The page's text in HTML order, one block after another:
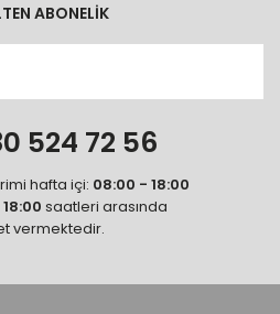
ABONELİK
524 72 56
hafta içi: 08:00 - 18:00
saatleri arasında
vermektedir.